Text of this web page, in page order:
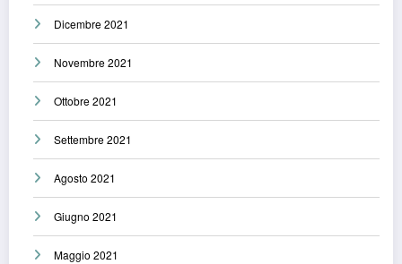
Dicembre 2021
Novembre 2021
Ottobre 2021
Settembre 2021
Agosto 2021
Giugno 2021
Maggio 2021